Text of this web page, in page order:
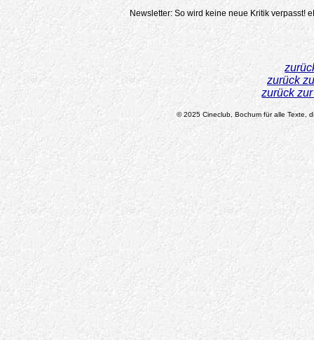
Newsletter: So wird keine neue Kritik verpasst!
zurück
zurück
© 2025 Cineclub, Bochum für alle Texte,